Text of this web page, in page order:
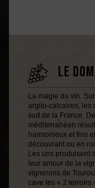
LE
La magie du vin.
argilo-calcaires, les
sud de la France.
méditerranéen
harmonieux et fins
découvrant ou en
Les uns produisent
leur amour de la
vignerons de
cave les « 2 terroirs